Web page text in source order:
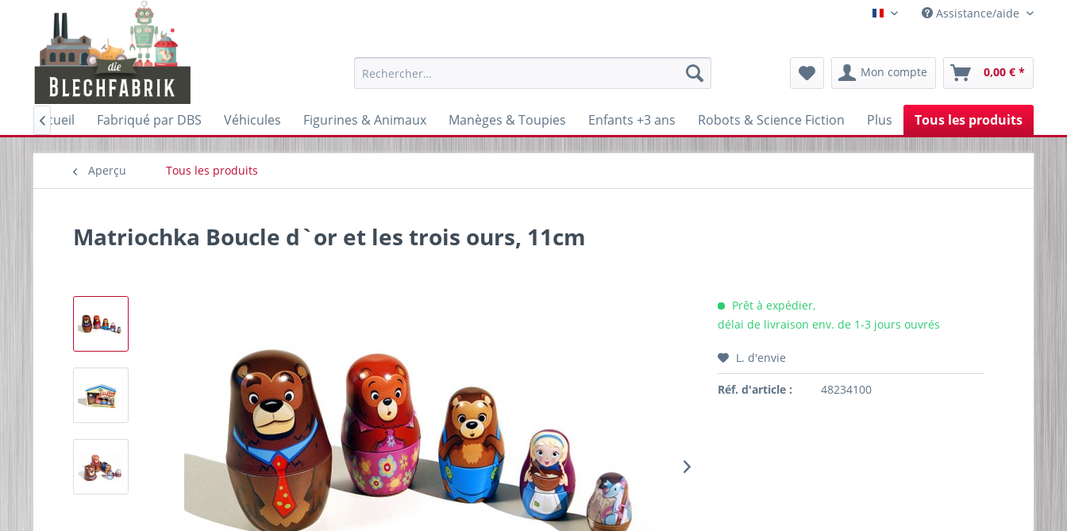
FranzoesischAssistance/aide
Mon compte 0,00 € *
Accueil Fabriqué par DBS Véhicules Figurines & Animaux Manèges & Toupies Enfants +3 ans Robots & Science Fiction Plus Tous les produits

Aperçu Tous les produits
Matriochka Boucle d`or et les trois ours, 11cm
Prêt à expédier,
délai de livraison env. de 1-3 jours ouvrés
L. d'envie
Réf. d'article : 48234100